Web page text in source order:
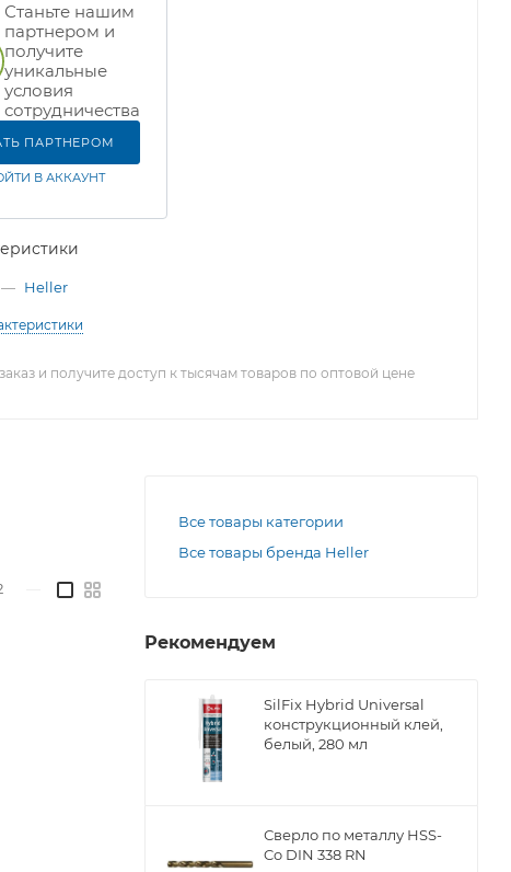
Станьте нашим
партнером и
получите
уникальные
условия
сотрудничества
ПАРТНЕРОМ
В АККАУНТ
— Heller
и получите доступ к тысячам товаров по оптовой цене
Все товары категории
Все товары бренда Heller
Рекомендуем
SilFix Hybrid Universal
конструкционный клей,
белый, 280 мл
Сверло по металлу НSS-
Co DIN 338 RN